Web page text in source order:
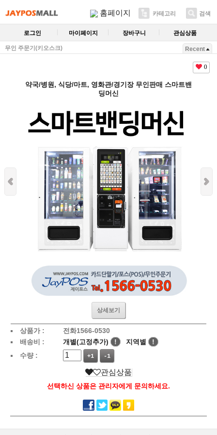
홈페이지 카테고리 검색
로그인 마이페이지 장바구니 관심상품
무인 주문기(키오스크) Recent
0
약국/병원, 식당/마트, 영화관/경기장 무인판매 스마트밴
딩머신
상세보기
상품가 :
전화1566-0530
배송비 :
개별(고정추가) ! 지역별
!
수량 :
+1 -1
관심상품
선택하신 상품은 관리자에게 문의하세요.